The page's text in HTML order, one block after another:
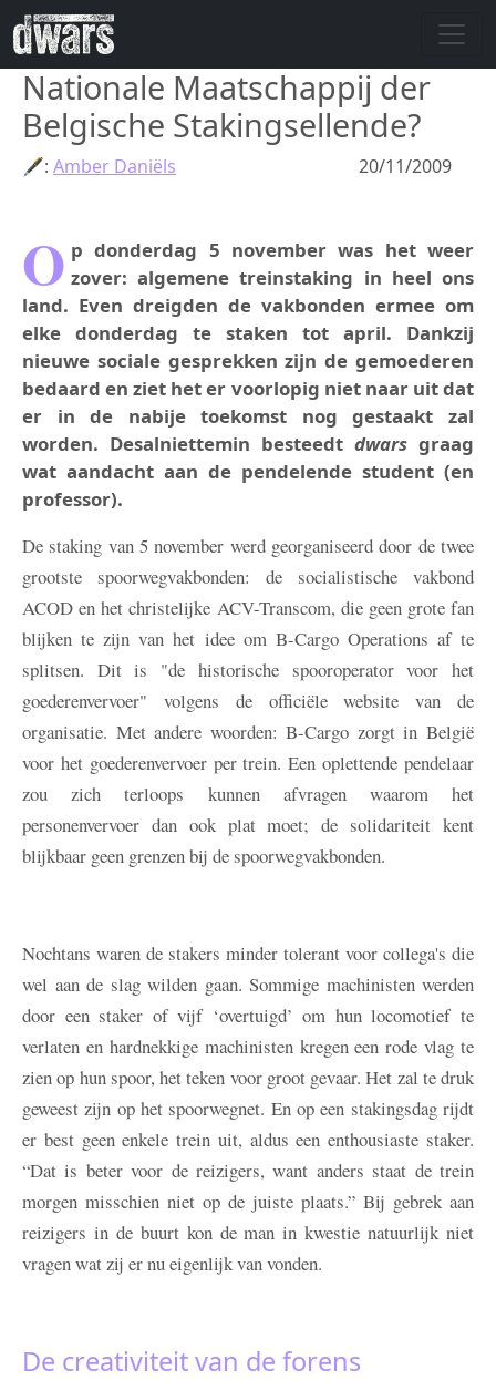
Skip to main content
Nationale Maatschappij der
Belgische Stakingsellende?
20/11/2009
🖋: Amber Daniëls
O p donderdag 5 november was het weer
zover: algemene treinstaking in heel ons
land. Even dreigden de vakbonden ermee om
elke donderdag te staken tot april. Dankzij
nieuwe sociale gesprekken zijn de gemoederen
bedaard en ziet het er voorlopig niet naar uit dat
er in de nabije toekomst nog gestaakt zal
worden. Desalniettemin besteedt dwars graag
wat aandacht aan de pendelende student (en
professor).
De staking van 5 november werd georganiseerd door de twee
grootste spoorwegvakbonden: de socialistische vakbond
ACOD en het christelijke ACV-Transcom, die geen grote fan
blijken te zijn van het idee om B-Cargo Operations af te
splitsen. Dit is "de historische spooroperator voor het
goederenvervoer" volgens de officiële website van de
organisatie. Met andere woorden: B-Cargo zorgt in België
voor het goederenvervoer per trein. Een oplettende pendelaar
zou zich terloops kunnen afvragen waarom het
personenvervoer dan ook plat moet; de solidariteit kent
blijkbaar geen grenzen bij de spoorwegvakbonden.
Nochtans waren de stakers minder tolerant voor collega's die
wel aan de slag wilden gaan. Sommige machinisten werden
door een staker of vijf ‘overtuigd’ om hun locomotief te
verlaten en hardnekkige machinisten kregen een rode vlag te
zien op hun spoor, het teken voor groot gevaar. Het zal te druk
geweest zijn op het spoorwegnet. En op een stakingsdag rijdt
er best geen enkele trein uit, aldus een enthousiaste staker.
“Dat is beter voor de reizigers, want anders staat de trein
morgen misschien niet op de juiste plaats.” Bij gebrek aan
reizigers in de buurt kon de man in kwestie natuurlijk niet
vragen wat zij er nu eigenlijk van vonden.
De creativiteit van de forens